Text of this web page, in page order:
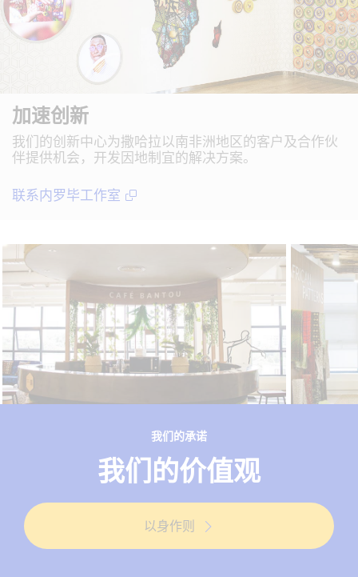
加速创新
我们的创新中心为撒哈拉以南非洲地区的客户及合作伙
伴提供机会，开发因地制宜的解决方案。
联系内罗毕工作室
我们的承诺
我们的价值观
以身作则